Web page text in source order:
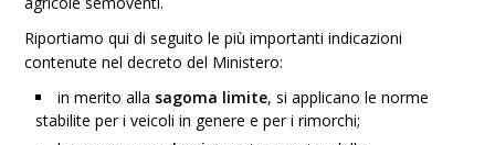
Riportiamo qui di seguito le più importanti indicazioni
contenute neldecreto del Ministero:
in merito alla sagoma limite, si applicano le norme
stabilite per i veicoli in genere e per i rimorchi;